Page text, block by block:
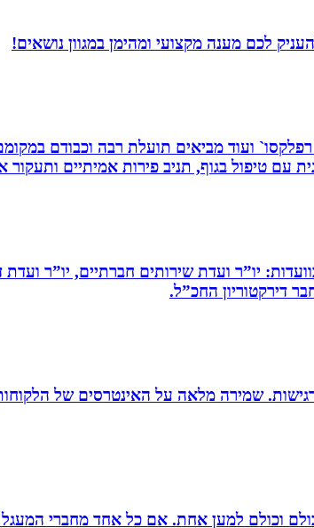
לכם מענה מקצועי ומהימן במגוון נושאים!
רפלקסו` ועוד מביאים תועלת רבה וכבודם
עם טיפול בגוף, תניב פירות אמיתיים
יו”ר ועדת שירותים חברתיים, יו”ר
דירקטוריון החכ”ל.
ורגישות. שמירה מלאה על האינטרסים של
כולם וכולם למען אחת. אם כל אחד מחברי